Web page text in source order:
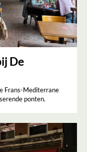
De
Frans-Mediterrane
ponten.